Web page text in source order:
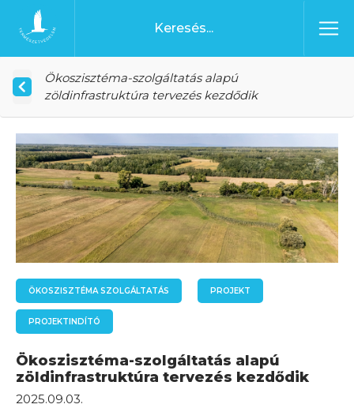
Ugrás a tartalomhoz
Főoldal
Ökoszisztéma-szolgáltatás alapú
zöldinfrastruktúra tervezés kezdődik
ÖKOSZISZTÉMA SZOLGÁLTATÁS PROJEKT
PROJEKTINDÍTÓ
Ökoszisztéma-szolgáltatás alapú
zöldinfrastruktúra tervezés kezdődik
2025.09.03.